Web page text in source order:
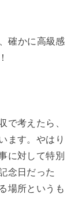
確かに高級感
で考えたら、
ます。やはり
に対して特別
念日だった
場所というも